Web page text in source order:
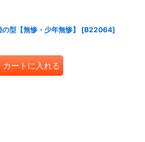
型【無惨・少年無惨】 [B22064]
カートに入れる